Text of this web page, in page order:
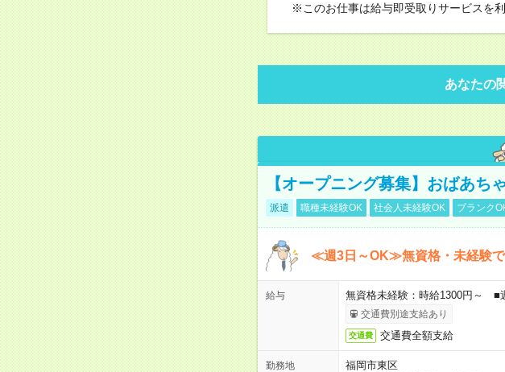
※このお仕事は給与即受取りサービスを
あなたの
【オープニング募集】おばあち
派遣 職種未経験OK 社会人未経験OK ブランク
≪週3日～OK≫無資格・未経験で
給与 無資格未経験：時給1300円～
交通費別途支給あり
交通費 交通費全額支給
勤務地
福岡市東区